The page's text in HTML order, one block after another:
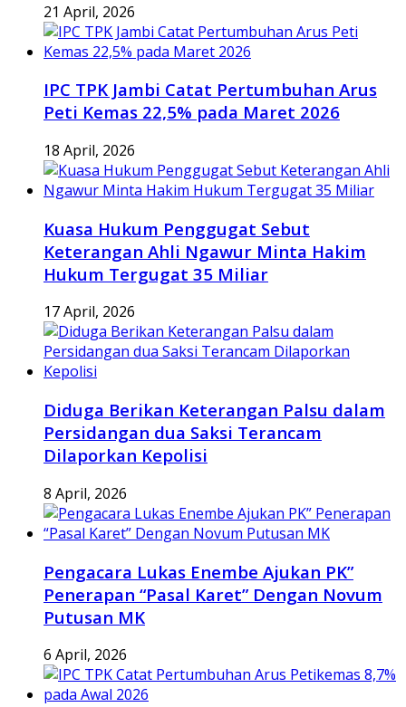
21 April, 2026
IPC TPK Jambi Catat Pertumbuhan Arus
Peti Kemas 22,5% pada Maret 2026
18 April, 2026
Kuasa Hukum Penggugat Sebut
Keterangan Ahli Ngawur Minta Hakim
Hukum Tergugat 35 Miliar
17 April, 2026
Diduga Berikan Keterangan Palsu dalam
Persidangan dua Saksi Terancam
Dilaporkan Kepolisi
8 April, 2026
Pengacara Lukas Enembe Ajukan PK”
Penerapan “Pasal Karet” Dengan Novum
Putusan MK
6 April, 2026